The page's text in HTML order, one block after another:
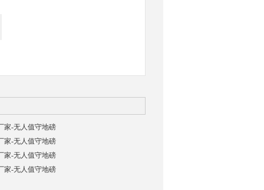
家-无人值守地磅
家-无人值守地磅
家-无人值守地磅
家-无人值守地磅